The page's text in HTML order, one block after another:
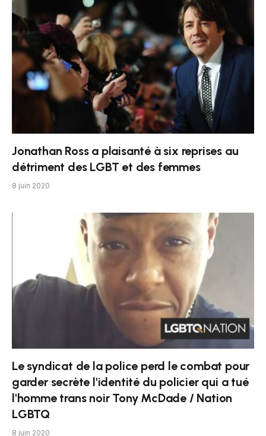
Jonathan Ross a plaisanté à six reprises au
détriment des LGBT et des femmes
8 juin 2020
Le syndicat de la police perd le combat pour
garder secrète l'identité du policier qui a tué
l'homme trans noir Tony McDade / Nation
LGBTQ
8 juin 2020